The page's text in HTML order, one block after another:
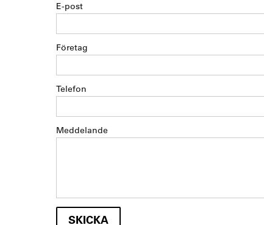
E-post
Företag
Telefon
Meddelande